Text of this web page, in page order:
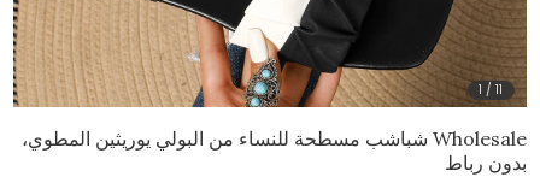
1 /11
Wholesale شباشب مسطحة للنساء من البولي يوريثين المطوي،
بدون رباط